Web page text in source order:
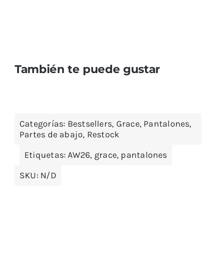
También te puede gustar
Categorías: Bestsellers, Grace, Pantalones,
Partes de abajo, Restock
Etiquetas:AW26, grace, pantalones
SKU: N/D